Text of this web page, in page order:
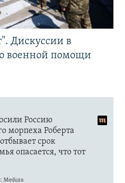
Дискуссии в
военной помощи